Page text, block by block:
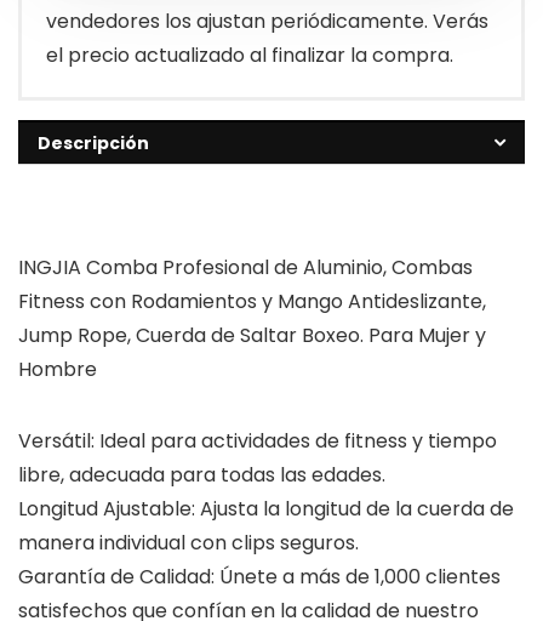
vendedores los ajustan periódicamente. Verás
el precio actualizado al finalizar la compra.
Descripción
INGJIA Comba Profesional de Aluminio, Combas
Fitness con Rodamientos y Mango Antideslizante,
Jump Rope, Cuerda de Saltar Boxeo. Para Mujer y
Hombre
Versátil: Ideal para actividades de fitness y tiempo
libre, adecuada para todas las edades.
Longitud Ajustable: Ajusta la longitud de la cuerda de
manera individual con clips seguros.
Garantía de Calidad: Únete a más de 1,000 clientes
satisfechos que confían en la calidad de nuestro